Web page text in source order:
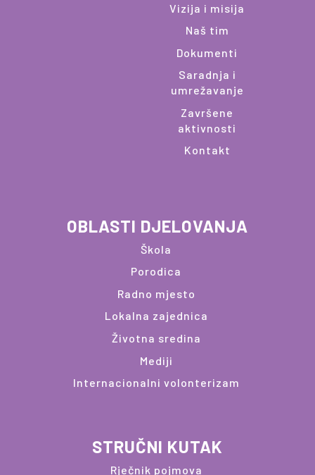
Vizija i misija
Naš tim
Dokumenti
Saradnja i
umrežavanje
Završene
aktivnosti
Kontakt
OBLASTI DJELOVANJA
Škola
Porodica
Radno mjesto
Lokalna zajednica
Životna sredina
Mediji
Internacionalni volonterizam
STRUČNI KUTAK
Rječnik pojmova